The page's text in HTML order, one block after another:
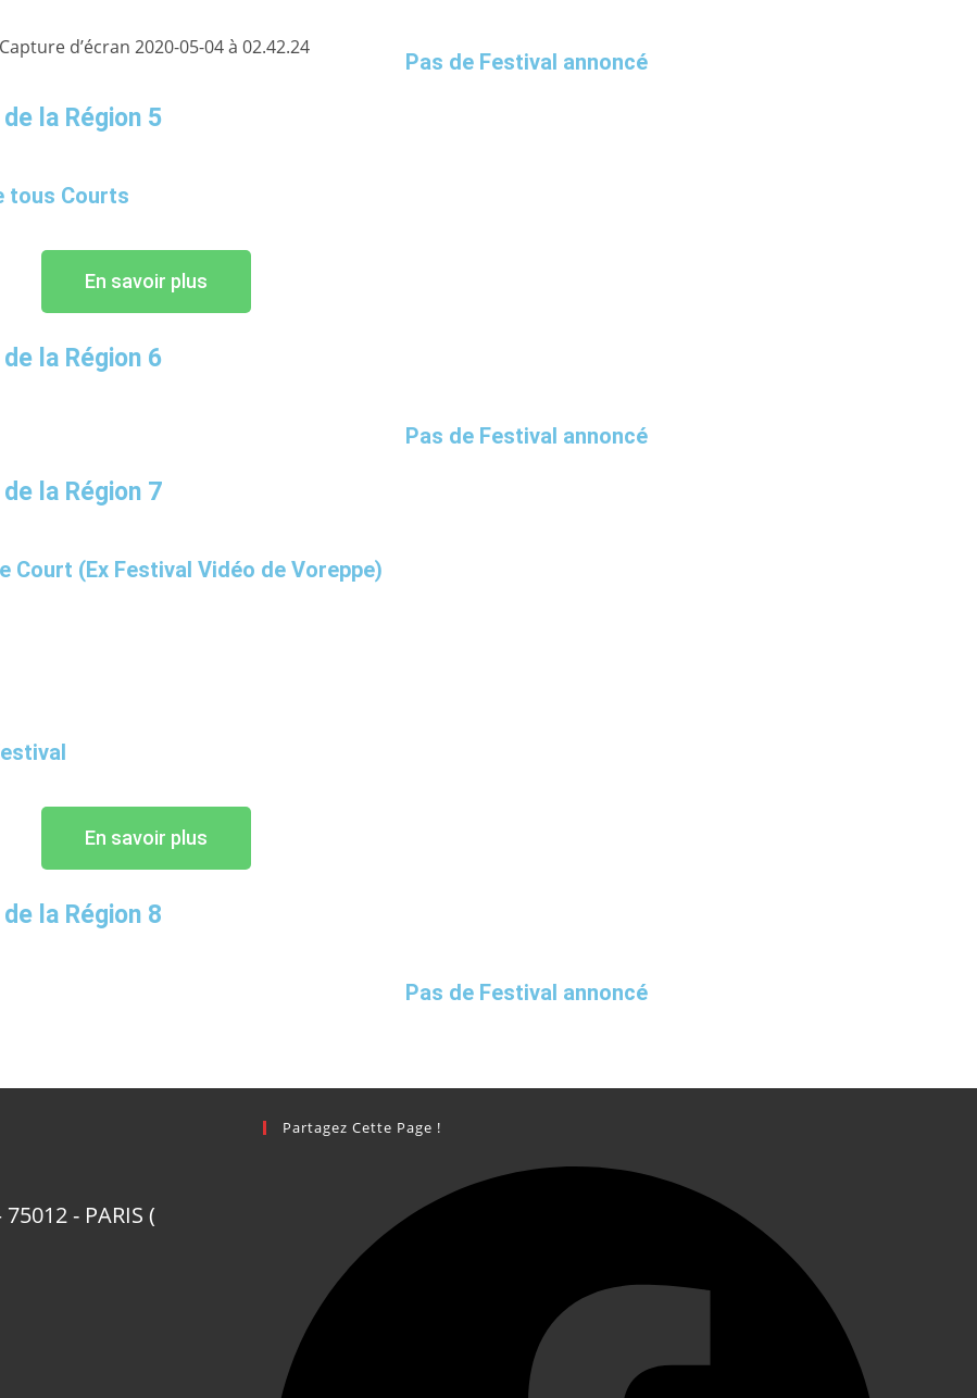
Pas de Festival annoncé
la Région 5
tous Courts
En savoir plus
la Région 6
Pas de Festival annoncé
la Région 7
Court (Ex Festival Vidéo de Voreppe)
En savoir plus
la Région 8
Pas de Festival annoncé
- PARIS (
Partagez Cette Page !